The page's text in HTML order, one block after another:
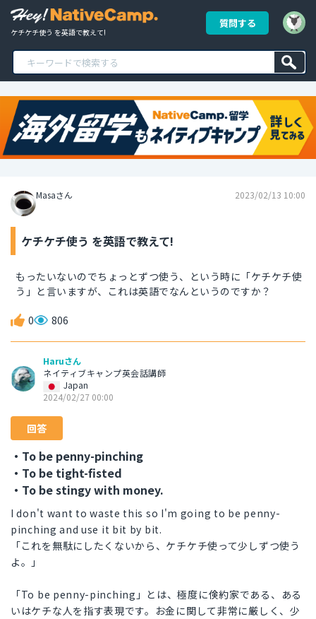
ケチケチ使う を英語で教えて!
質問する
Masaさん 2023/02/13 10:00
ケチケチ使う を英語で教えて!
もったいないのでちょっとずつ使う、という時に「ケチケチ使
う」と言いますが、これは英語でなんというのですか？
0 806
Haruさん
ネイティブキャンプ英会話講師
Japan
2024/02/27 00:00
回答
・To be penny-pinching
・To be tight-fisted
・To be stingy with money.
I don't want to waste this so I'm going to be penny-
pinching and use it bit by bit.
「これを無駄にしたくないから、ケチケチ使って少しずつ使う
よ。」
「To be penny-pinching」とは、極度に倹約家である、ある
いはケチな人を指す表現です。お金に関して非常に厳しく、少